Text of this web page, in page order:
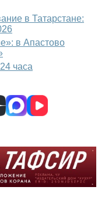
в Татарстане:
в Апастово
часа